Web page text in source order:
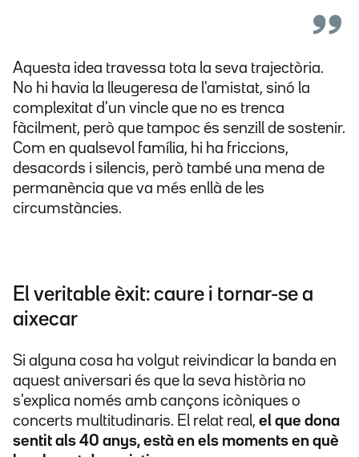
Aquesta idea travessa tota la seva trajectòria.
No hi havia la lleugeresa de l'amistat, sinó la
complexitat d'un vincle que no es trenca
fàcilment, però que tampoc és senzill de sostenir.
Com en qualsevol família, hi ha friccions,
desacords i silencis, però també una mena de
permanència que va més enllà de les
circumstàncies.
El veritable èxit: caure i tornar-se a
aixecar
Si alguna cosa ha volgut reivindicar la banda en
aquest aniversari és que la seva història no
s'explica només amb cançons icòniques o
concerts multitudinaris. El relat real, el que dona
sentit als 40 anys, està en els moments en què